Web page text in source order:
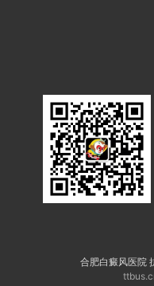
合肥白癜风医院